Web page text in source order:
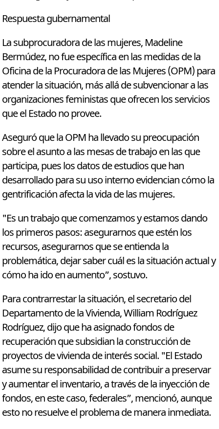
Respuesta gubernamental
La subprocuradora de las mujeres, Madeline
Bermúdez, no fue específica en las medidas de la
Oficina de la Procuradora de las Mujeres (OPM) para
atender la situación, más allá de subvencionar a las
organizaciones feministas que ofrecen los servicios
que el Estado no provee.
Aseguró que la OPM ha llevado su preocupación
sobre el asunto a las mesas de trabajo en las que
participa, pues los datos de estudios que han
desarrollado para su uso interno evidencian cómo la
gentrificación afecta la vida de las mujeres.
"Es un trabajo que comenzamos y estamos dando
los primeros pasos: asegurarnos que estén los
recursos, asegurarnos que se entienda la
problemática, dejar saber cuál es la situación actual y
cómo ha ido en aumento”, sostuvo.
Para contrarrestar la situación, el secretario del
Departamento de la Vivienda, William Rodríguez
Rodríguez, dijo que ha asignado fondos de
recuperación que subsidian la construcción de
proyectos de vivienda de interés social. "El Estado
asume su responsabilidad de contribuir a preservar
y aumentar el inventario, a través de la inyección de
fondos, en este caso, federales”, mencionó, aunque
esto no resuelve el problema de manera inmediata.